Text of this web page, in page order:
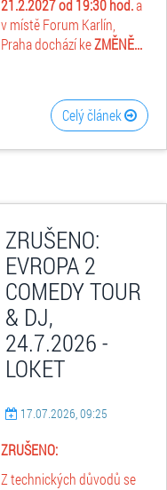
21.2.2027 od 19:30 hod.a
v místě Forum Karlín,
Praha dochází keZMĚNĚ...
Celý článek
ZRUŠENO:
EVROPA 2
COMEDY TOUR
& DJ,
24.7.2026 -
LOKET
17.07.2026, 09:25
ZRUŠENO:
Z technických důvodů se